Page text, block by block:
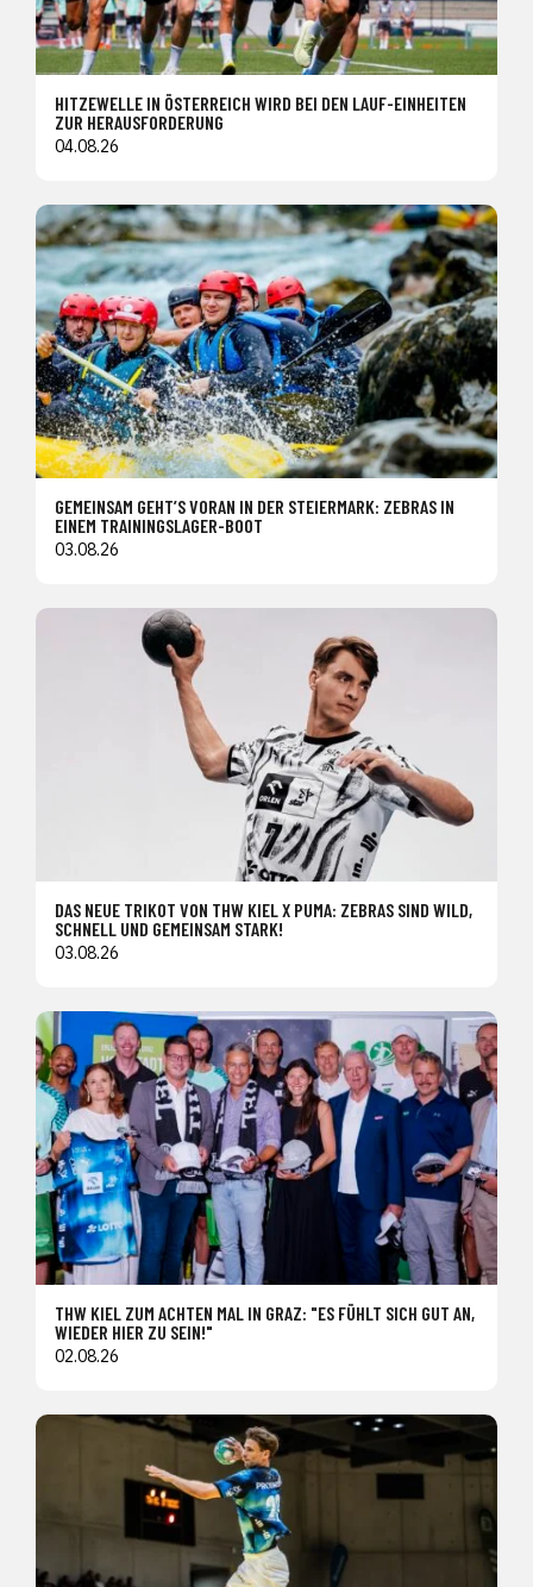
HITZEWELLE IN ÖSTERREICH WIRD BEI DEN LAUF-EINHEITEN
ZUR HERAUSFORDERUNG
04.08.26
GEMEINSAM GEHT’S VORAN IN DER STEIERMARK: ZEBRAS IN
EINEM TRAININGSLAGER-BOOT
03.08.26
DAS NEUE TRIKOT VON THW KIEL X PUMA: ZEBRAS SIND WILD,
SCHNELL UND GEMEINSAM STARK!
03.08.26
THW KIEL ZUM ACHTEN MAL IN GRAZ: "ES FÜHLT SICH GUT AN,
WIEDER HIER ZU SEIN!"
02.08.26